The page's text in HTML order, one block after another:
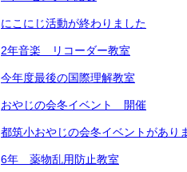
にこにじ活動が終わりました
2年音楽 リコーダー教室
今年度最後の国際理解教室
おやじの会冬イベント 開催
都筑小おやじの会冬イベントがあり
6年 薬物乱用防止教室